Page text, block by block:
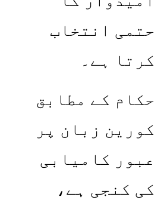
حتمی انتخاب
کرتا ہے۔
حکام کے مطابق
کورین زبان پر
عبور کامیابی
کی کنجی ہے،